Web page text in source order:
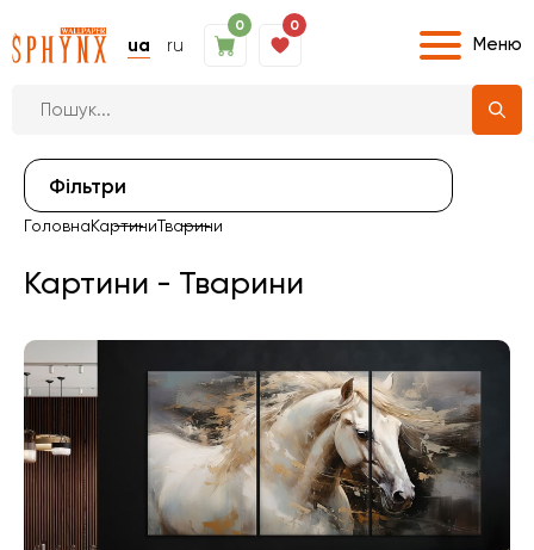
ua ru
0 0
Меню
Фiльтри
ГоловнаКартиниТварини
Картини - Тварини